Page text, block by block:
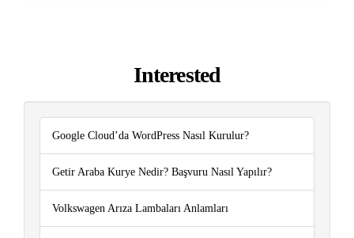
Interested
Google Cloud’da WordPress Nasıl Kurulur?
Getir Araba Kurye Nedir? Başvuru Nasıl Yapılır?
Volkswagen Arıza Lambaları Anlamları